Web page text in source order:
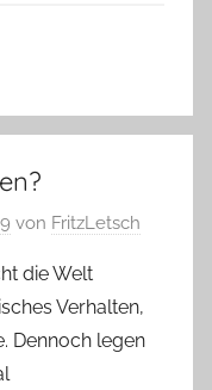
von FritzLetsch
die Welt
Verhalten,
Dennoch legen